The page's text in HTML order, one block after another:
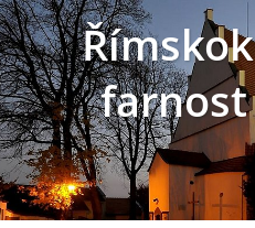
farnost